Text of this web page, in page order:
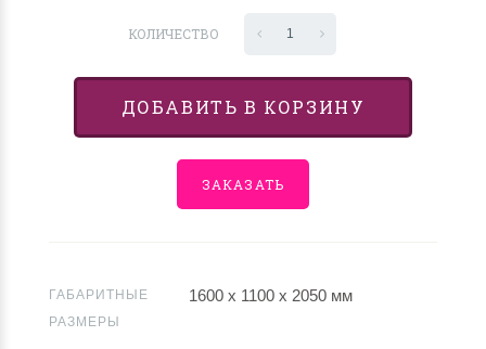
КОЛИЧЕСТВО 1
ДОБАВИТЬ В КОРЗИНУ
ЗАКАЗАТЬ
ГАБАРИТНЫЕ
РАЗМЕРЫ
1600 х 1100 х 2050 мм